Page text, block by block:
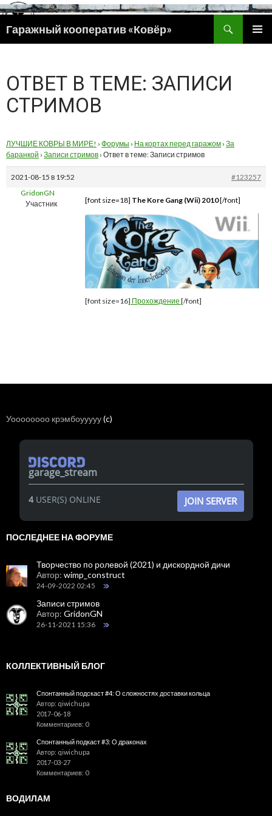
Гаражный кооператив «Ковёр»
ПЕРЕЙТИ
ОТВЕТ В ТЕМЕ: ЗАПИСИ
СТРИМОВ
ЛУЧШИЕ КОВРЫ В МИРЕ! › Форумы › На кортах перед гаражом › За
баранкой › Записи стримов › Ответ в теме: Записи стримов
2021-08-15 в 19:52
#123257
GridonGN
Участник
[font size=18] The Kore Gang (Wii) 2010[/font]
[font size=16] Прохождение [/font]
Уоооооооо крэмбоууууу(c)
garage_stream
4USER(S) ONLINE JOIN SERVER
ПОСЛЕДНЕЕ НА ФОРУМЕ
Творчество по ролевой (2021) и дискордной дичи
Автор: wimp_construct
24-09-2022 02:45
Записи стримов
Автор: GridonGN
26-11-2021 15:36
КОЛЛЕКТИВНЫЙ БЛОГ
Спонтанный подскаст #4: О сложностях доставки кольца
Автор: qiwichupa
2017-06-18
Комментариев: 0
Спонтанный подкаст #3: О драконах
Автор: qiwichupa
2017-03-27
Комментариев: 0
ВОДИЛАМ